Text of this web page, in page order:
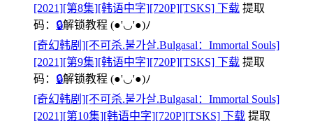
[2021][第8集][韩语中字][720P][TSKS] 下载 提取
码： 🔒解锁教程 (●'◡'●)ﾉ
[奇幻韩剧][不可杀.불가살.Bulgasal：Immortal Souls]
[2021][第9集][韩语中字][720P][TSKS] 下载 提取
码： 🔒解锁教程 (●'◡'●)ﾉ
[奇幻韩剧][不可杀.불가살.Bulgasal：Immortal Souls]
[2021][第10集][韩语中字][720P][TSKS] 下载 提取